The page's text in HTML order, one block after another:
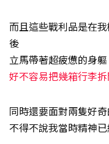
而且這些戰利品是在
後
立馬帶著超疲憊的身軀
好不容易把幾箱行李
同時還要面對兩隻好
不得不說我當時精神已